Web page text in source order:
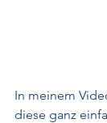
In meinem
diese ganz